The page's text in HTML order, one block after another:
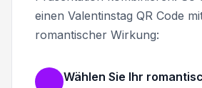
einen Valentinstag QR Code
romantischer Wirkung:
Wählen Sie Ihr